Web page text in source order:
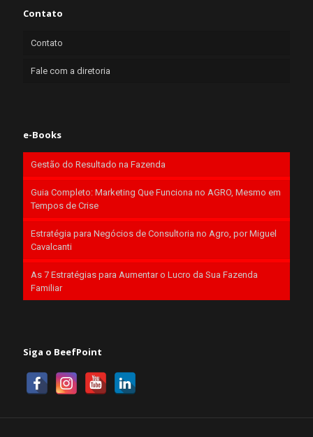
Contato
Contato
Fale com a diretoria
e-Books
Gestão do Resultado na Fazenda
Guia Completo: Marketing Que Funciona no AGRO, Mesmo em
Tempos de Crise
Estratégia para Negócios de Consultoria no Agro, por Miguel
Cavalcanti
As 7 Estratégias para Aumentar o Lucro da Sua Fazenda
Familiar
Siga o BeefPoint